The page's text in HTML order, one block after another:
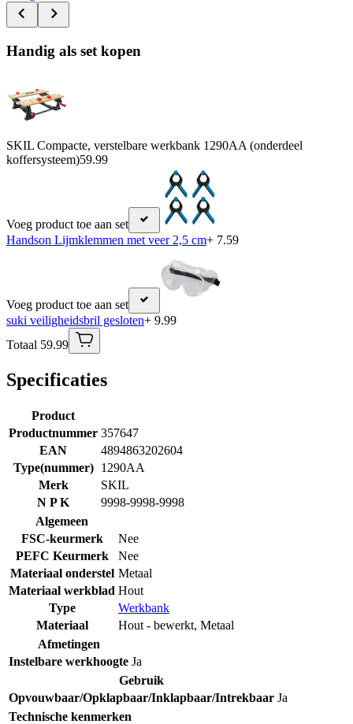
Handig als set kopen
SKIL Compacte, verstelbare werkbank 1290AA (onderdeel
koffersysteem)59.99
Voeg product toe aan set
Handson Lijmklemmen met veer 2,5 cm+ 7.59
Voeg product toe aan set
suki veiligheidsbril gesloten+ 9.99
Totaal 59.99
Specificaties
Product
Productnummer 357647
EAN
4894863202604
Type(nummer)
1290AA
Merk
SKIL
N P K
9998-9998-9998
Algemeen
FSC-keurmerk
Nee
PEFC Keurmerk
Nee
Materiaal onderstel Metaal
Materiaal werkblad Hout
Type
Werkbank
Materiaal
Hout - bewerkt, Metaal
Afmetingen
Instelbare werkhoogte Ja
Gebruik
Opvouwbaar/Opklapbaar/Inklapbaar/Intrekbaar Ja
Technische kenmerken